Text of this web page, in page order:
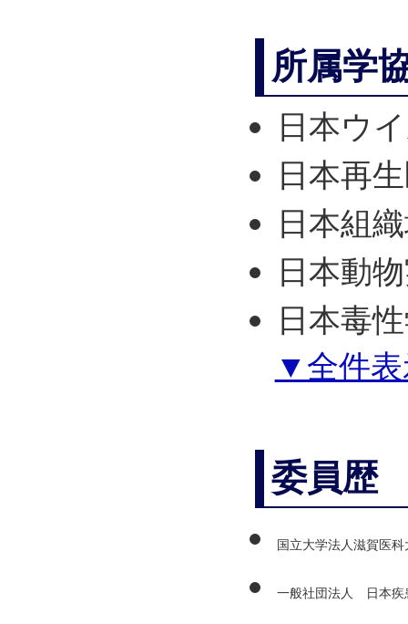
所属学
日本ウ
日本再
日本組
日本動
日本毒
▼全件表
委員歴
国立大学法人滋賀医
一般社団法人 日本疾